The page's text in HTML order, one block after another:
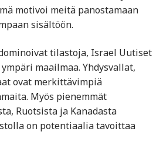
motivoi meitä panostamaan
sisältöön.
tilastoja, Israel Uutiset
maailmaa. Yhdysvallat,
ovat merkittävimpiä
Myös pienemmät
Ruotsista ja Kanadasta
on potentiaalia tavoittaa